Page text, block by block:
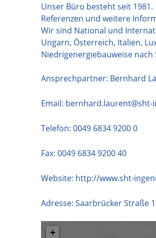
Unser Büro besteht seit 1981.
Referenzen und weitere
Wir sind National und
Ungarn, Österreich, Italien,
Niedrigenergiebauweise nach
Ansprechpartner: Bernhard
Email: bernhard.laurent@sht-
Telefon: 0049 6834 9200 0
Fax: 0049 6834 9200 40
Website: http://www.sht-
Adresse: Saarbrücker Straße
+